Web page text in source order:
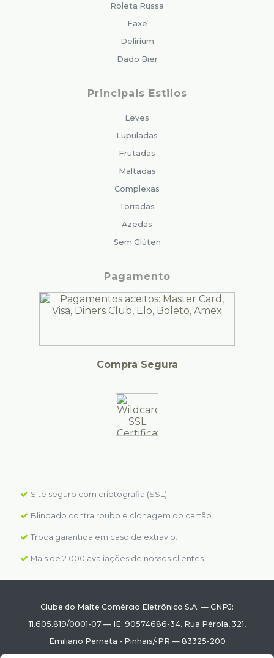
Roleta Russa
Faxe
Delirium
Dado Bier
Principais Estilos
Leves
Lupuladas
Frutadas
Maltadas
Complexas
Torradas
Azedas
Sem Glúten
Pagamento
Compra Segura
Site seguro com criptografia (SSL).
Blindado contra roubo e clonagem do cartão.
Troca garantida em caso de extravio.
Mais de 2.000 avaliações de nossos clientes.
Clube do Malte Comércio Eletrônico S.A. — CNPJ:
11.605.819/0001-07— IE: 90574686-34. Rua Pérola, 321,
Emiliano Perneta - Pinhais/-PR — 83325-200